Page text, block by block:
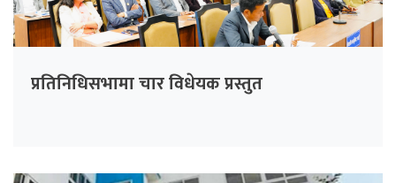
प्रतिनिधिसभामा चार विधेयक प्रस्तुत